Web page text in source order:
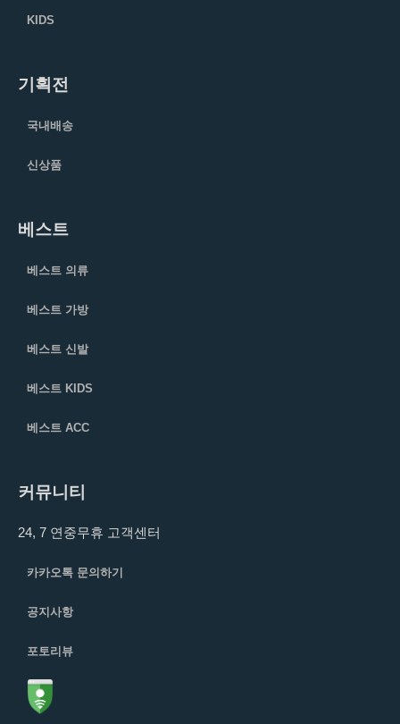
KIDS
기획전
국내배송
신상품
베스트
베스트 의류
베스트 가방
베스트 신발
베스트 KIDS
베스트 ACC
커뮤니티
24, 7 연중무휴 고객센터
카카오톡 문의하기
공지사항
포토리뷰